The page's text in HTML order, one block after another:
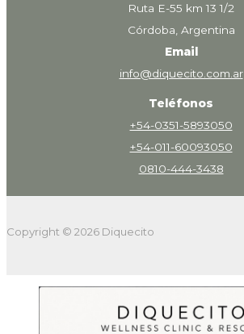
Ruta E-55 km 13 1/2
Córdoba, Argentina
Email
info@diquecito.com.ar
Teléfonos
+54-0351-5893050
+54-011-60093050
0810-444-3438
Copyright © 2026 Diquecito